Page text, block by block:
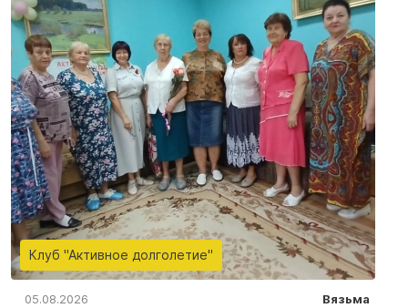
Клуб "Активное долголетие"
05.08.2026 Вязьма